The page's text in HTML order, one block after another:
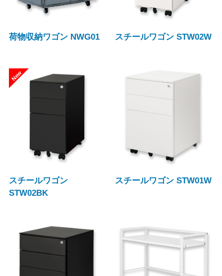
荷物収納ワゴン NWG01 スチールワゴン STW02W
スチールワゴン
STW02BK
スチールワゴン STW01W